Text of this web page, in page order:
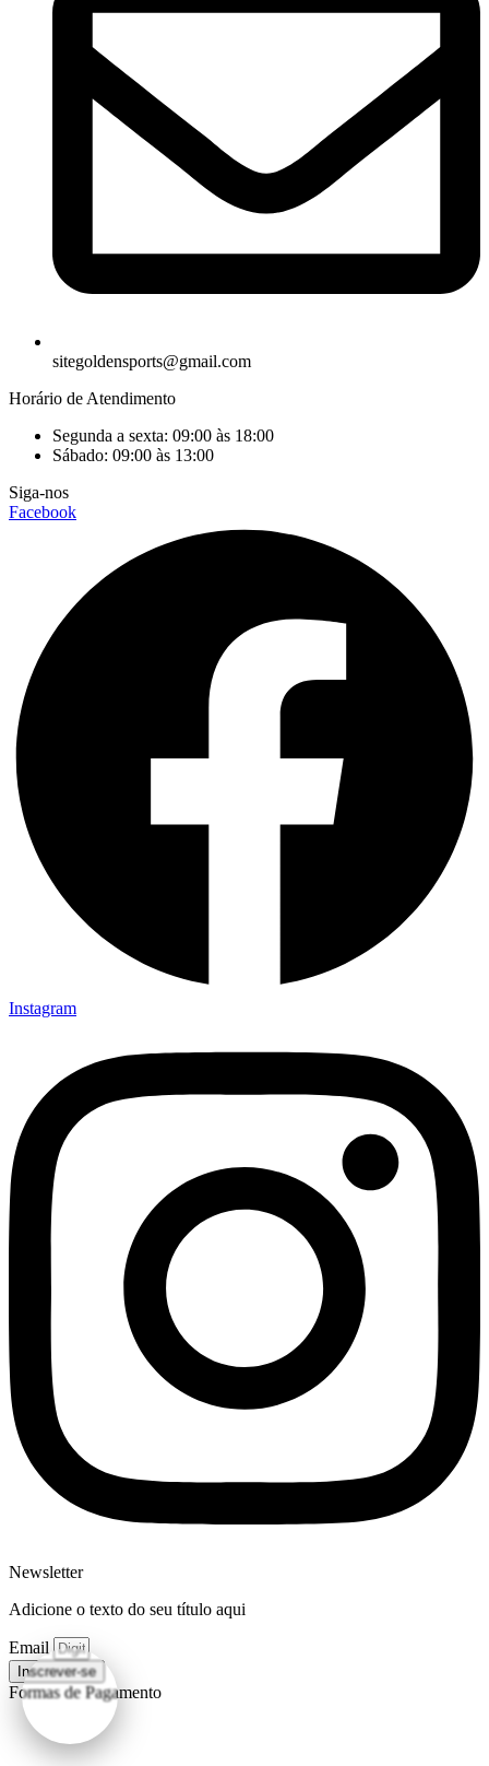
sitegoldensports@gmail.com
Horário de Atendimento
Segunda a sexta: 09:00 às 18:00
Sábado: 09:00 às 13:00
Siga-nos
Facebook
Instagram
Newsletter
Adicione o texto do seu título aqui
Email
Inscrever-se
Formas de Pagamento